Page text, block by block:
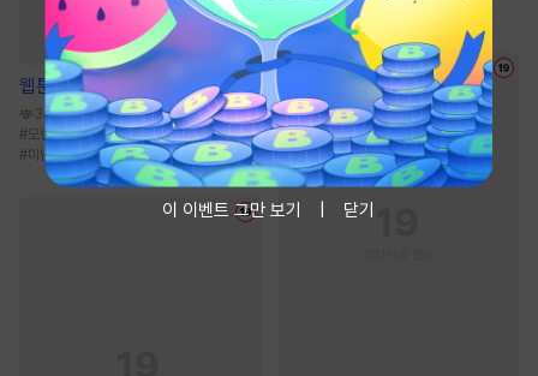
웹툰 탑알바입니다
342.6만
#모럴리스 #일상 #트라우마 #하드코어
#미남공
배틀연애
이 이벤트 그만 보기 닫기